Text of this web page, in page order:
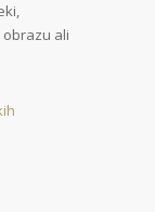
ali